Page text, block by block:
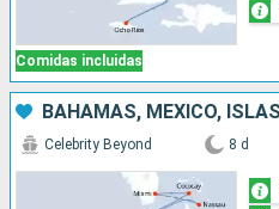
Comidas incluidas
Celebrity Beyond 8 d